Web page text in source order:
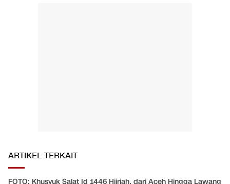
ARTIKEL TERKAIT
FOTO: Khusyuk Salat Id 1446 Hijriah, dari Aceh Hingga Lawang